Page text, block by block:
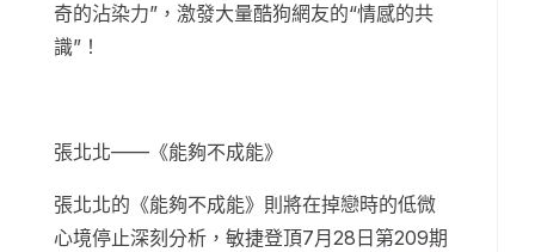
奇的沾染力”，激發大量酷狗網友的“情感的共
識”！
張北北——《能夠不成能》
張北北的《能夠不成能》則將在掉戀時的低微
心境停止深刻分析，敏捷登頂7月28日第209期